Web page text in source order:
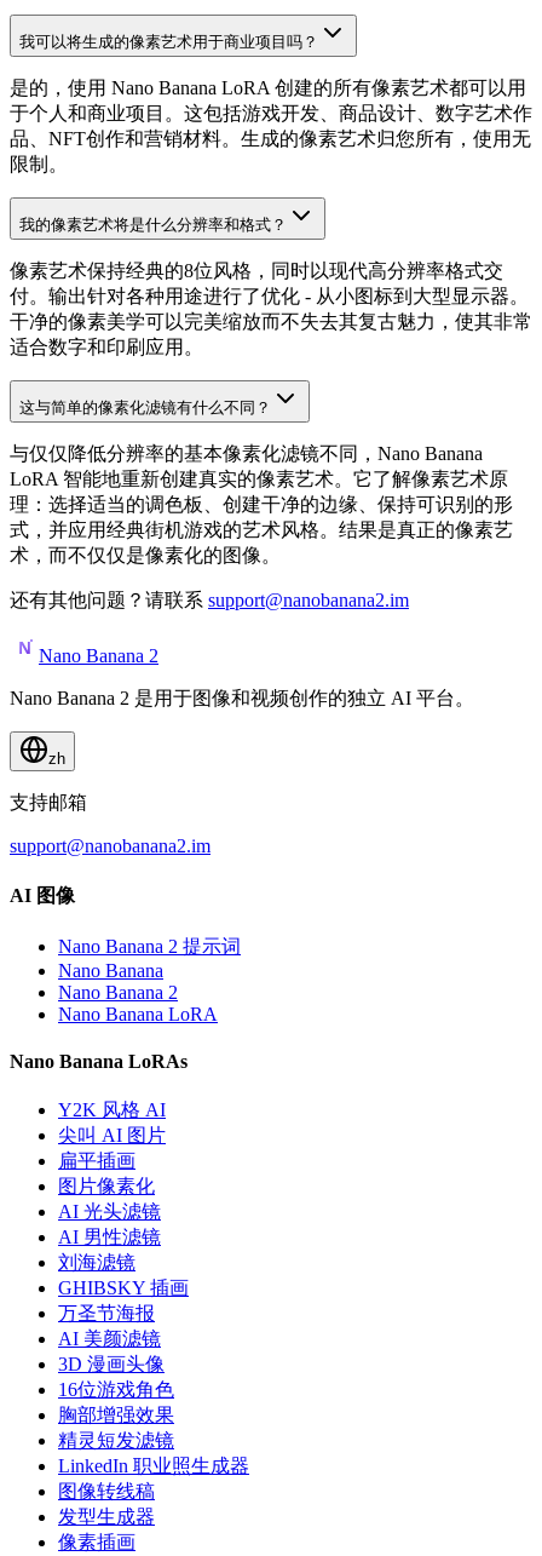
我可以将生成的像素艺术用于商业项目吗？
是的，使用 Nano Banana LoRA 创建的所有像素艺术都可以用
于个人和商业项目。这包括游戏开发、商品设计、数字艺术作
品、NFT创作和营销材料。生成的像素艺术归您所有，使用无
限制。
我的像素艺术将是什么分辨率和格式？
像素艺术保持经典的8位风格，同时以现代高分辨率格式交
付。输出针对各种用途进行了优化 - 从小图标到大型显示器。
干净的像素美学可以完美缩放而不失去其复古魅力，使其非常
适合数字和印刷应用。
这与简单的像素化滤镜有什么不同？
与仅仅降低分辨率的基本像素化滤镜不同，Nano Banana
LoRA 智能地重新创建真实的像素艺术。它了解像素艺术原
理：选择适当的调色板、创建干净的边缘、保持可识别的形
式，并应用经典街机游戏的艺术风格。结果是真正的像素艺
术，而不仅仅是像素化的图像。
还有其他问题？请联系 support@nanobanana2.im
Nano Banana 2
Nano Banana 2 是用于图像和视频创作的独立 AI 平台。
zh
支持邮箱
support@nanobanana2.im
AI 图像
Nano Banana 2 提示词
Nano Banana
Nano Banana 2
Nano Banana LoRA
Nano Banana LoRAs
Y2K 风格 AI
尖叫 AI 图片
扁平插画
图片像素化
AI 光头滤镜
AI 男性滤镜
刘海滤镜
GHIBSKY 插画
万圣节海报
AI 美颜滤镜
3D 漫画头像
16位游戏角色
胸部增强效果
精灵短发滤镜
LinkedIn 职业照生成器
图像转线稿
发型生成器
像素插画